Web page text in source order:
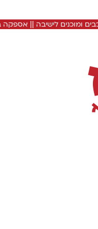
ומוכנים לישיבה ||